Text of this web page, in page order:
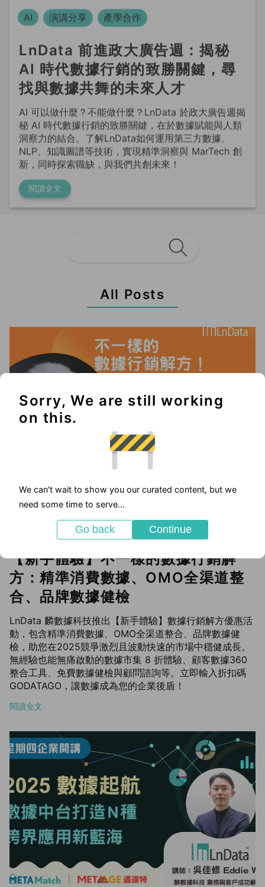
LnData 前進政大廣告週：揭秘
AI 時代數據行銷的致勝關鍵，尋
找與數據共舞的未來人才
AI 可以做什麼？不能做什麼？LnData 於政大廣告週揭
秘 AI 時代數據行銷的致勝關鍵，在於數據賦能與人類
洞察力的結合。了解LnData如何運用第三方數據、
NLP、知識圖譜等技術，實現精準洞察與 MarTech 創
新，同時探索職缺，與我們共創未來！
閱讀全文
All Posts
2025-05-23
【新手體驗】不一樣的數據行銷解
方：精準消費數據、OMO全渠道整
合、品牌數據健檢
LnData 麟數據科技推出【新手體驗】數據行銷解方優惠活
動，包含精準消費數據、OMO全渠道整合、品牌數據健
檢，助您在2025競爭激烈且波動快速的市場中穩健成長。
無經驗也能無痛啟動的數據市集 8 折體驗、顧客數據360
整合工具、免費數據健檢與顧問諮詢等。立即輸入折扣碼
GODATAGO，讓數據成為您的企業後盾！
閱讀全文
Sorry, We are still working
on this.
We can't wait to show you our curated content, but we
need some time to serve...
Go back Continue